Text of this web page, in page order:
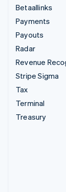
Betaallinks
Payments
Payouts
Radar
Revenue
Stripe Sigma
Tax
Terminal
Treasury